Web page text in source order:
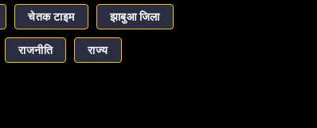
चेतक टाइम झाबुआ जिला
राजनीति राज्य